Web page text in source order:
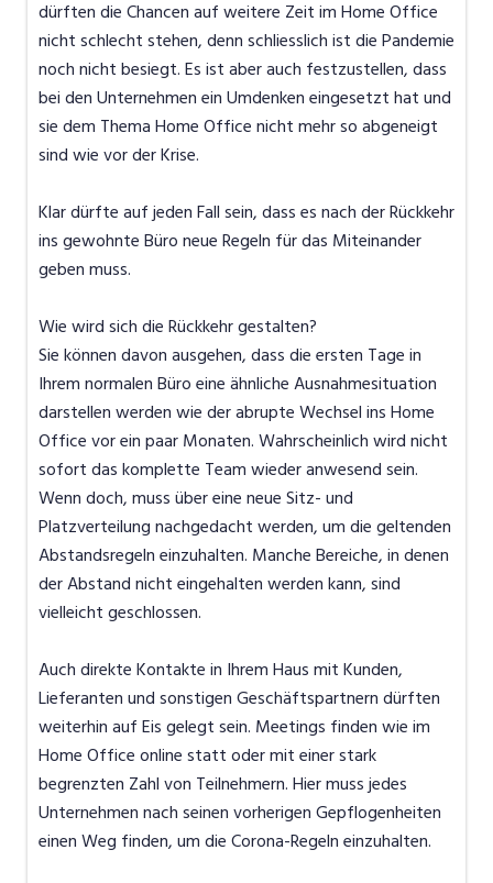
dürften die Chancen auf weitere Zeit im Home Office
nicht schlecht stehen, denn schliesslich ist die Pandemie
noch nicht besiegt. Es ist aber auch festzustellen, dass
bei den Unternehmen ein Umdenken eingesetzt hat und
sie dem Thema Home Office nicht mehr so abgeneigt
sind wie vor der Krise.
Klar dürfte auf jeden Fall sein, dass es nach der Rückkehr
ins gewohnte Büro neue Regeln für das Miteinander
geben muss.
Wie wird sich die Rückkehr gestalten?
Sie können davon ausgehen, dass die ersten Tage in
Ihrem normalen Büro eine ähnliche Ausnahmesituation
darstellen werden wie der abrupte Wechsel ins Home
Office vor ein paar Monaten. Wahrscheinlich wird nicht
sofort das komplette Team wieder anwesend sein.
Wenn doch, muss über eine neue Sitz- und
Platzverteilung nachgedacht werden, um die geltenden
Abstandsregeln einzuhalten. Manche Bereiche, in denen
der Abstand nicht eingehalten werden kann, sind
vielleicht geschlossen.
Auch direkte Kontakte in Ihrem Haus mit Kunden,
Lieferanten und sonstigen Geschäftspartnern dürften
weiterhin auf Eis gelegt sein. Meetings finden wie im
Home Office online statt oder mit einer stark
begrenzten Zahl von Teilnehmern. Hier muss jedes
Unternehmen nach seinen vorherigen Gepflogenheiten
einen Weg finden, um die Corona-Regeln einzuhalten.